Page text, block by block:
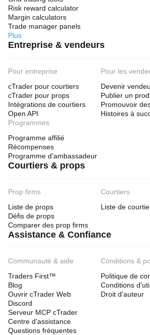
Risk reward calculator
Margin calculators
Trade manager panels
Plus
Entreprise & vendeurs
Pour entreprise
cTrader pour courtiers
cTrader pour props
Intégrations de courtiers
Open API
Pour les
Devenir
Publier un
Promouvoir
Histoires à
Programmes
Programme affilié
Récompenses
Programme d'ambassadeur
Courtiers & props
Prop firms
Liste de props
Défis de props
Comparer des prop firms
Courtiers
Liste de
Assistance & Confiance
Communauté & aide
Traders First™
Blog
Ouvrir cTrader Web
Discord
Serveur MCP cTrader
Centre d'assistance
Questions fréquentes
Conditions &
Politique de
Conditions
Droit d'auteur